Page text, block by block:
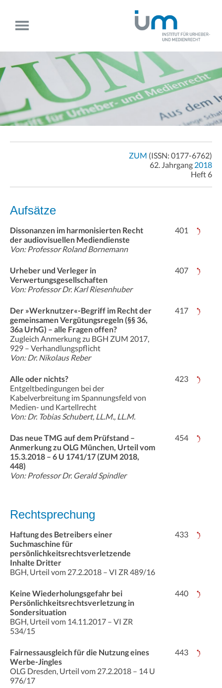
ZUM (ISSN: 0177-6762)
62. Jahrgang 2018
Heft 6
Aufsätze
Dissonanzen im harmonisierten Recht
der audiovisuellen Mediendienste
Von: Professor Roland Bornemann
401
Urheber und Verleger in
Verwertungsgesellschaften
Von: Professor Dr. Karl Riesenhuber
407
Der »Werknutzer«-Begriff im Recht der
gemeinsamen Vergütungsregeln (§§ 36,
36a UrhG) – alle Fragen offen?
Zugleich Anmerkung zu BGH ZUM 2017,
929 – Verhandlungspflicht
Von: Dr. Nikolaus Reber
417
Alle oder nichts?
Entgeltbedingungen bei der
Kabelverbreitung im Spannungsfeld von
Medien- und Kartellrecht
Von: Dr. Tobias Schubert, LL.M., LL.M.
423
Das neue TMG auf dem Prüfstand –
Anmerkung zu OLG München, Urteil vom
15.3.2018 – 6 U 1741/17 (ZUM 2018,
448)
Von: Professor Dr. Gerald Spindler
454
Rechtsprechung
Haftung des Betreibers einer
Suchmaschine für
persönlichkeitsrechtsverletzende
Inhalte Dritter
BGH, Urteil vom 27.2.2018 – VI ZR 489/16
433
Keine Wiederholungsgefahr bei
Persönlichkeitsrechtsverletzung in
Sondersituation
BGH, Urteil vom 14.11.2017 – VI ZR
534/15
440
Fairnessausgleich für die Nutzung eines
Werbe-Jingles
OLG Dresden, Urteil vom 27.2.2018 – 14 U
976/17
443